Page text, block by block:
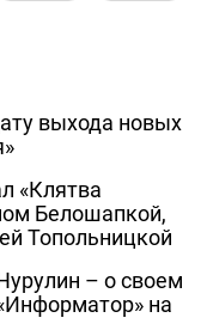
выхода новых
«Клятва
Белошапкой,
Топольницкой
– о своем
на